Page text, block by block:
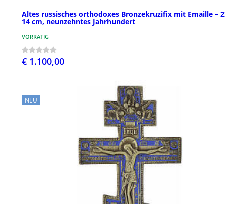
Altes russisches orthodoxes Bronzekruzifix mit Emaille –
14 cm, neunzehntes Jahrhundert
VORRÄTIG
€ 1.100,00
NEU